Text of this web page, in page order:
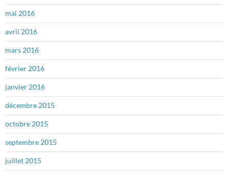
mai 2016
avril 2016
mars 2016
février 2016
janvier 2016
décembre 2015
octobre 2015
septembre 2015
juillet 2015